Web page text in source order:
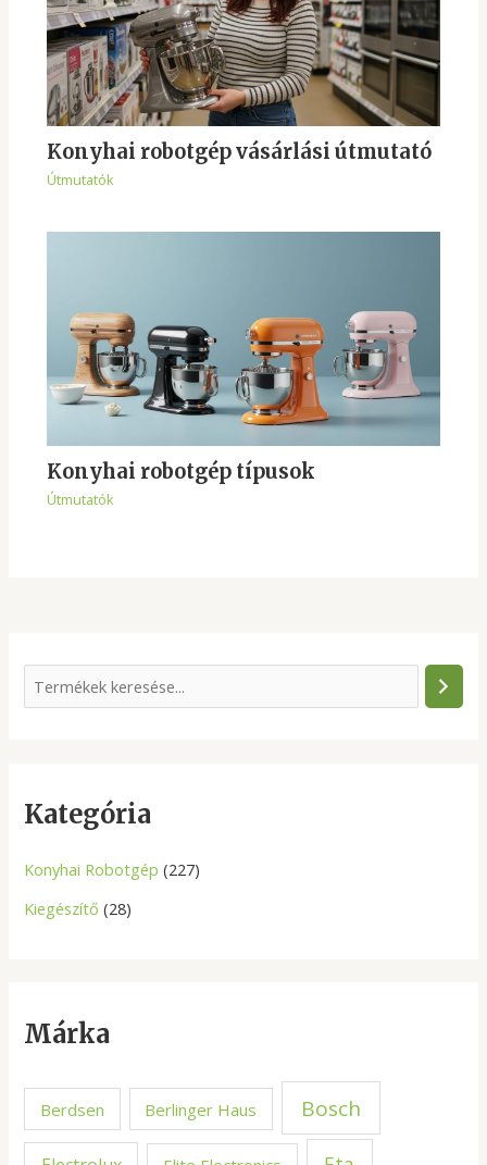
e
c
Kategória
Konyhai Robotgép (227)
Kiegészítő (28)
Márka
Berdsen Berlinger Haus Bosch
Konyhai robotgép vásárlási útmutató
Útmutatók
Konyhai robotgép típusok
Útmutatók